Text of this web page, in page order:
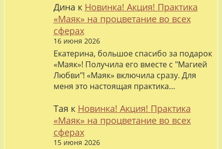
Дина к Новинка! Акция! Практика
«Маяк» на процветание во всех
сферах
16 июня 2026
Екатерина, большое спасибо за подарок
«Маяк»! Получила его вместе с "Магией
Любви"! «Маяк» включила сразу. Для
меня это настоящая практика…
Тая к Новинка! Акция! Практика
«Маяк» на процветание во всех
сферах
15 июня 2026